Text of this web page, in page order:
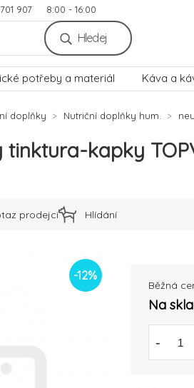
907 8:00 - 16:00
Hledej
potřeby a materiál Káva a
doplňky Nutriční doplňky hum.
kapky
-12%
Běžná
Na
-
prodejci Hlídání